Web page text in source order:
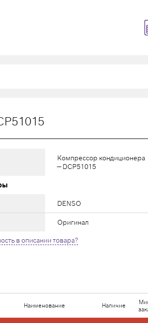
Компрессор кондиционера
— DCP51015
DENSO
Оригинал
в описании товара?
Наименование Наличие